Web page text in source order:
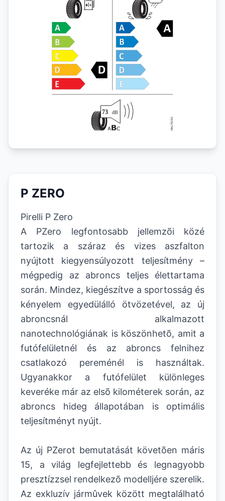
P ZERO
Pirelli P Zero
A PZero legfontosabb jellemzõi közé
tartozik a száraz és vizes aszfalton
nyújtott kiegyensúlyozott teljesítmény –
mégpedig az abroncs teljes élettartama
során. Mindez, kiegészítve a sportosság és
kényelem egyedülálló ötvözetével, az új
abroncsnál alkalmazott
nanotechnológiának is köszönhetõ, amit a
futófelületnél és az abroncs felnihez
csatlakozó pereménél is használtak.
Ugyanakkor a futófelület különleges
keveréke már az elsõ kilométerek során, az
abroncs hideg állapotában is optimális
teljesítményt nyújt.
Az új PZerot bemutatását követõen máris
15, a világ legfejlettebb és legnagyobb
presztízzsel rendelkezõ modelljére szerelik.
Az exkluzív jármûvek között megtalálható